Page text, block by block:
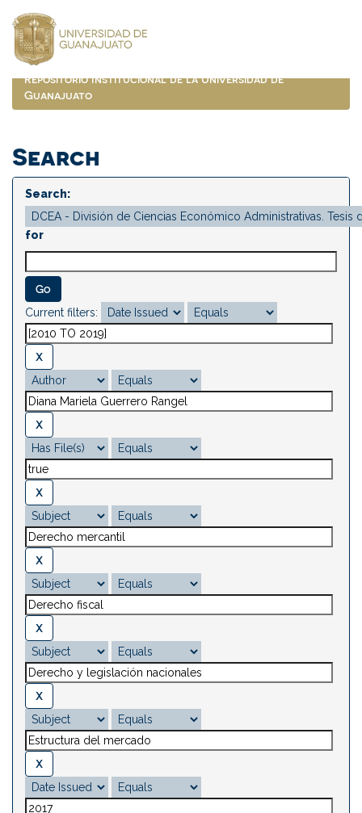
navigation
Repositorio Institucional de la Universidad de
Guanajuato
Search
Search:
for
Current filters: